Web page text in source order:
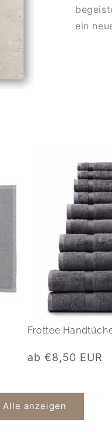
ein
Frottee
Normaler
ab €8,50 EUR
Alle anzeigen